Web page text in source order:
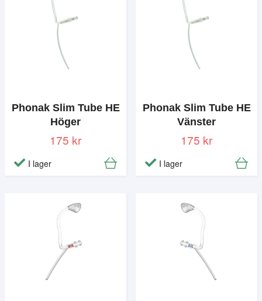
Phonak Slim Tube HE
Höger
175 kr
I lager
Phonak Slim Tube HE
Vänster
175 kr
I lager